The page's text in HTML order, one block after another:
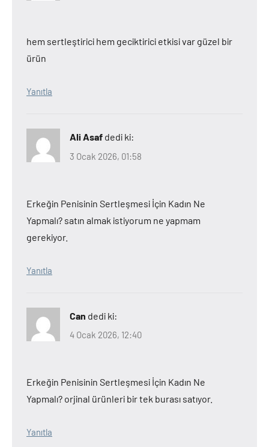
hem sertleştirici hem geciktirici etkisi var güzel bir
ürün
Yanıtla
Ali Asaf dedi ki:
3 Ocak 2026, 01:58
Erkeğin Penisinin Sertleşmesi İçin Kadın Ne
Yapmalı? satın almak istiyorum ne yapmam
gerekiyor.
Yanıtla
Can dedi ki:
4 Ocak 2026, 12:40
Erkeğin Penisinin Sertleşmesi İçin Kadın Ne
Yapmalı? orjinal ürünleri bir tek burası satıyor.
Yanıtla